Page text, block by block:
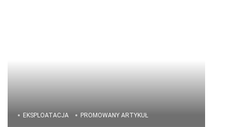
EKSPLOATACJA PROMOWANY ARTYKUŁ